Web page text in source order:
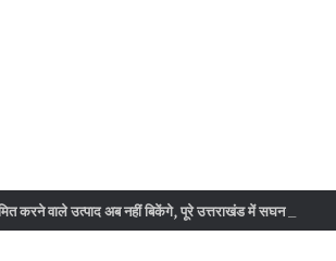
उपभोक्ताओं को भ्रमित करने वाले उत्पाद अब नहीं बिकेंगे, पूरे उत्तराखंड में सघन जांच अभियान